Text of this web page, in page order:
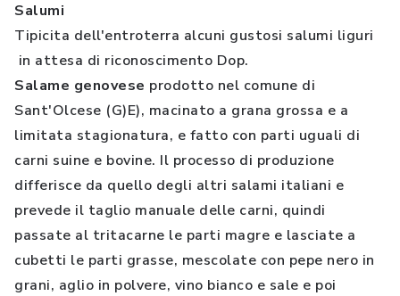
Salumi
Tipicita dell'entroterra alcuni gustosi salumi liguri
in attesa di riconoscimento Dop.
Salame genovese prodotto nel comune di
Sant'Olcese (G)E), macinato a grana grossa e a
limitata stagionatura, e fatto con parti uguali di
carni suine e bovine. Il processo di produzione
differisce da quello degli altri salami italiani e
prevede il taglio manuale delle carni, quindi
passate al tritacarne le parti magre e lasciate a
cubetti le parti grasse, mescolate con pepe nero in
grani, aglio in polvere, vino bianco e sale e poi